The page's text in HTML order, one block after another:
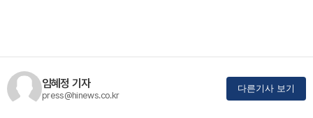
임혜정 기자
press@hinews.co.kr
다른기사 보기